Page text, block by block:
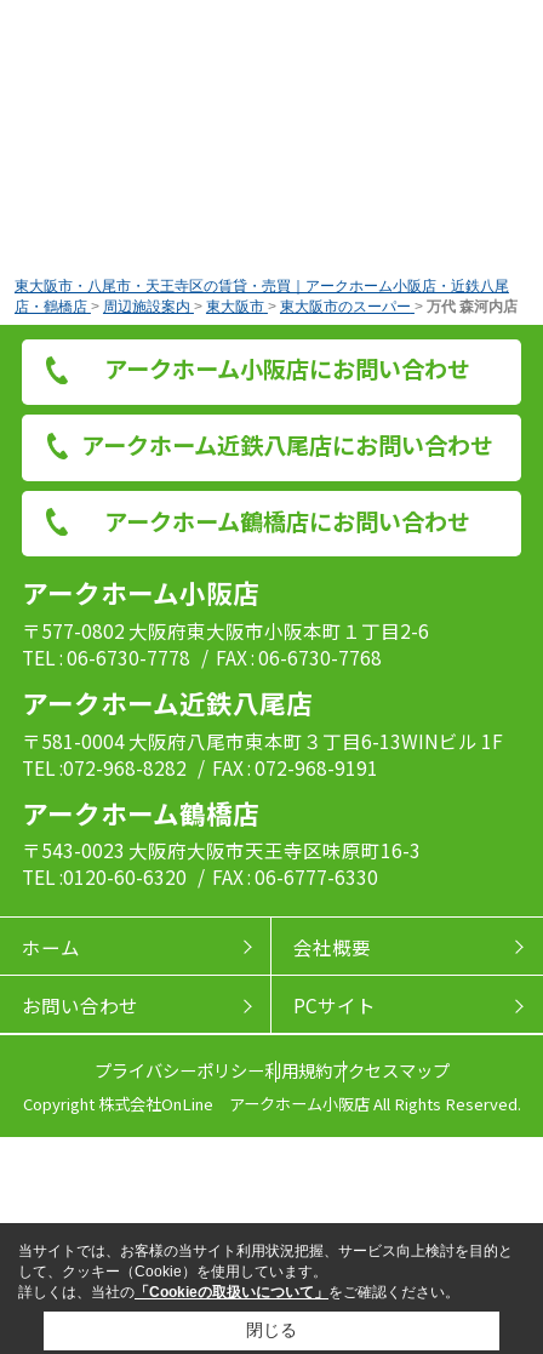
東大阪市・八尾市・天王寺区の賃貸・売買｜アークホーム小阪店・近鉄八尾
店・鶴橋店 > 周辺施設案内 > 東大阪市 > 東大阪市のスーパー > 万代 森河内店
アークホーム小阪店にお問い合わせ
アークホーム近鉄八尾店にお問い合わせ
アークホーム鶴橋店にお問い合わせ
アークホーム小阪店
〒577-0802 大阪府東大阪市小阪本町１丁目2-6
TEL : 06-6730-7778 / FAX : 06-6730-7768
アークホーム近鉄八尾店
〒581-0004 大阪府八尾市東本町３丁目6-13WINビル 1F
TEL :072-968-8282 / FAX : 072-968-9191
アークホーム鶴橋店
〒543-0023 大阪府大阪市天王寺区味原町16-3
TEL :0120-60-6320 / FAX : 06-6777-6330
ホーム 会社概要
お問い合わせ PCサイト
プライバシーポリシー利用規約アクセスマップ
Copyright 株式会社OnLine アークホーム小阪店 All Rights Reserved.
当サイトでは、お客様の当サイト利用状況把握、サービス向上検討を目的と
して、クッキー（Cookie）を使用しています。
詳しくは、当社の 「Cookieの取扱いについて」 をご確認ください。
閉じる